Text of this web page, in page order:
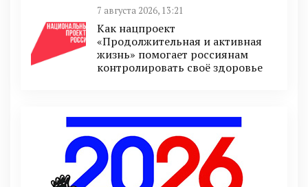
7 августа 2026, 13:21
Как нацпроект
«Продолжительная и активная
жизнь» помогает россиянам
контролировать своё здоровье